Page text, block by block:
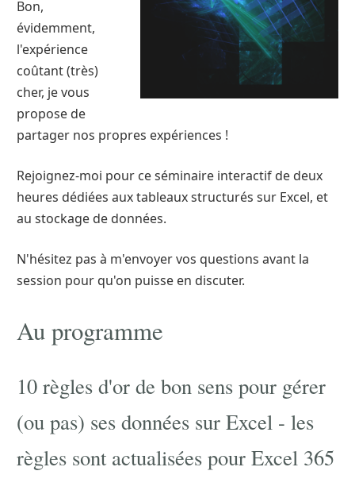
Bon,
évidemment,
l'expérience
coûtant (très)
cher, je vous
propose de
partager nos propres expériences !
Rejoignez-moi pour ce séminaire interactif de deux
heures dédiées aux tableaux structurés sur Excel, et
au stockage de données.
N'hésitez pas à m'envoyer vos questions avant la
session pour qu'on puisse en discuter.
Au programme
10 règles d'or de bon sens pour gérer
(ou pas) ses données sur Excel - les
règles sont actualisées pour Excel 365